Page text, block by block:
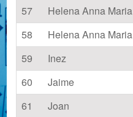
57
Helena Anna Maria
58
Helena Anna Maria
59
Inez
60
Jaime
61
Joan